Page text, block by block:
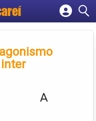
empresa
A